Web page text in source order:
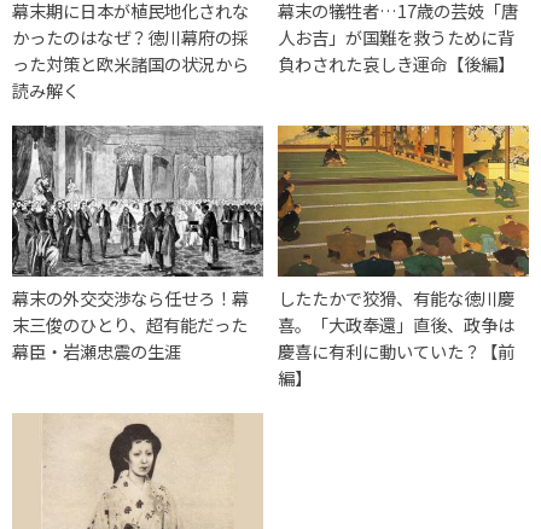
幕末期に日本が植民地化されな
かったのはなぜ？徳川幕府の採
った対策と欧米諸国の状況から
読み解く
幕末の犠牲者…17歳の芸妓「唐
人お吉」が国難を救うために背
負わされた哀しき運命【後編】
幕末の外交交渉なら任せろ！幕
末三俊のひとり、超有能だった
幕臣・岩瀬忠震の生涯
したたかで狡猾、有能な徳川慶
喜。「大政奉還」直後、政争は
慶喜に有利に動いていた？【前
編】